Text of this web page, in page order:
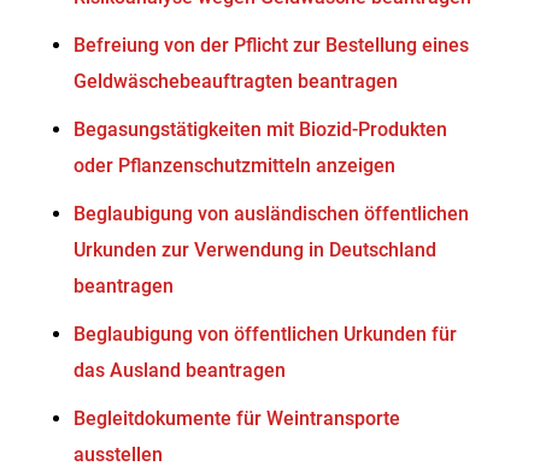
Befreiung von der Pflicht zur Bestellung eines
Geldwäschebeauftragten beantragen
Begasungstätigkeiten mit Biozid-Produkten
oder Pflanzenschutzmitteln anzeigen
Beglaubigung von ausländischen öffentlichen
Urkunden zur Verwendung in Deutschland
beantragen
Beglaubigung von öffentlichen Urkunden für
das Ausland beantragen
Begleitdokumente für Weintransporte
ausstellen